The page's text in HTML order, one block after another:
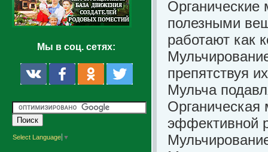
Мы в соц. сетях:
Select Language ▼
полезными
работают как
препятствуя
Мульча
Органическая
эффективной